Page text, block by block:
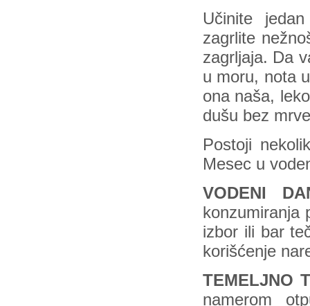
Učinite
zagrlite
zagrljaja. Da
u moru, nota
ona naša,
dušu bez
Postoji
Mesec u
VODENI
konzumiranja
izbor ili bar
korišćenje
TEMELJNO
namerom